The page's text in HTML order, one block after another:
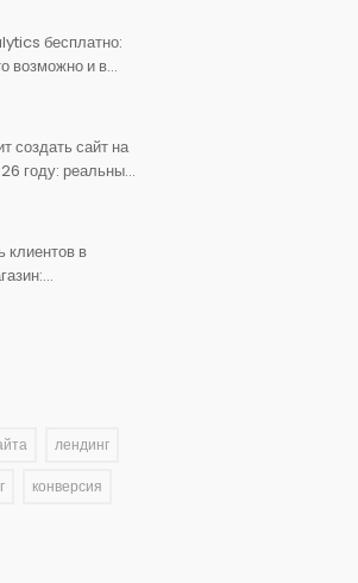
бесплатно:
возможно и в
создать сайт на
году: реальный
клиентов в
лендинг
конверсия